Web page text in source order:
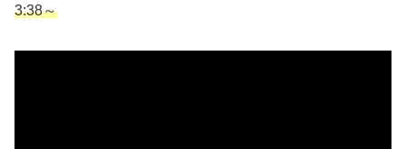
3:38～